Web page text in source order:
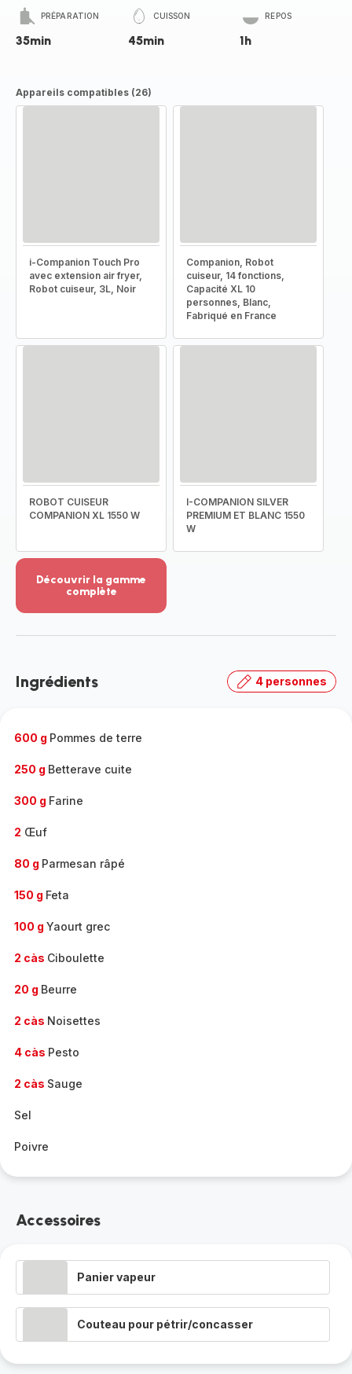
PRÉPARATION
35min
CUISSON
45min
REPOS
1h
Appareils compatibles (26)
i-Companion Touch Pro
avec extension air fryer,
Robot cuiseur, 3L, Noir
Companion, Robot
cuiseur, 14 fonctions,
Capacité XL 10
personnes, Blanc,
Fabriqué en France
ROBOT CUISEUR
COMPANION XL 1550 W
I-COMPANION SILVER
PREMIUM ET BLANC 1550
W
Découvrir la gamme
complète
-
gamme
Ingrédients 4 personnes
600 g Pommes de terre
250 g Betterave cuite
300 g Farine
2 Œuf
80 g Parmesan râpé
150 g Feta
100 g Yaourt grec
2 càs Ciboulette
20 g Beurre
2 càs Noisettes
4 càs Pesto
2 càs Sauge
Sel
Poivre
Accessoires
Panier vapeur
Couteau pour pétrir/concasser